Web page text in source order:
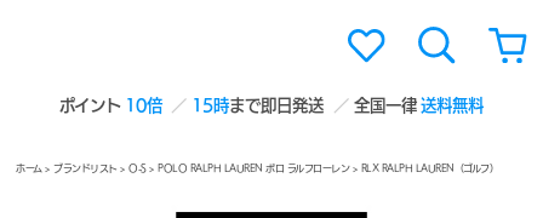
ポイント 10倍 15時まで即日発送 全国一律送料無料
ホーム >ブランドリスト >O-S> POLO RALPH LAUREN ポロ ラルフローレン> RLX RALPH LAUREN（ゴルフ）